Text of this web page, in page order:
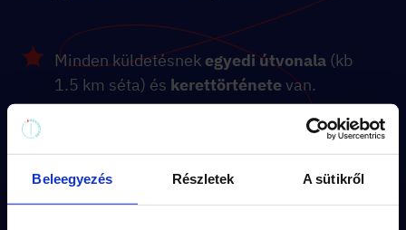
Beleegyezés Részletek A sütikről
Minden küldetésnek egyedi útvonala (kb
1.5 km séta) és kerettörténetevan.
izgalmas
történetébeilleszkednek.